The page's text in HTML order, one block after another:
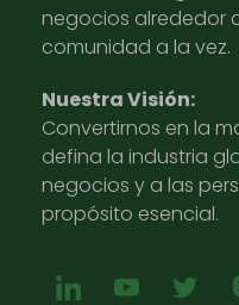
negocios alrededor
comunidad a la vez.
Nuestra Visión:
Convertirnos en la
defina la industria
negocios y a las
propósito esencial.